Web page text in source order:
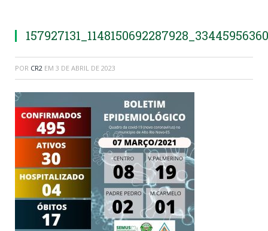
POR CR2 EM 3 DE ABRIL DE 2023